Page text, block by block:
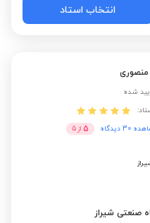
انتخاب استاد
شده
30 دیدگاه
5 از 5
صنعتی شیراز